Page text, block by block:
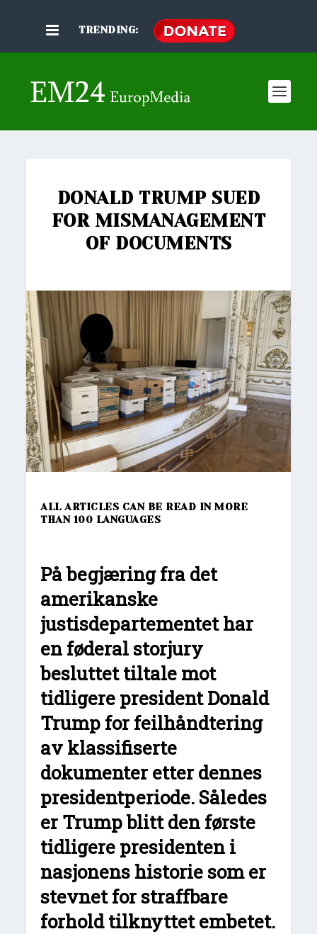
TRENDING:
DONALD TRUMP SUED
FOR MISMANAGEMENT
OF DOCUMENTS
ALL ARTICLES CAN BE READ IN MORE
THAN 100 LANGUAGES
På begjæring fra det
amerikanske
justisdepartementet har
en føderal storjury
besluttet tiltale mot
tidligere president Donald
Trump for feilhåndtering
av klassifiserte
dokumenter etter dennes
presidentperiode. Således
er Trump blitt den første
tidligere presidenten i
nasjonens historie som er
stevnet for straffbare
forhold tilknyttet embetet.